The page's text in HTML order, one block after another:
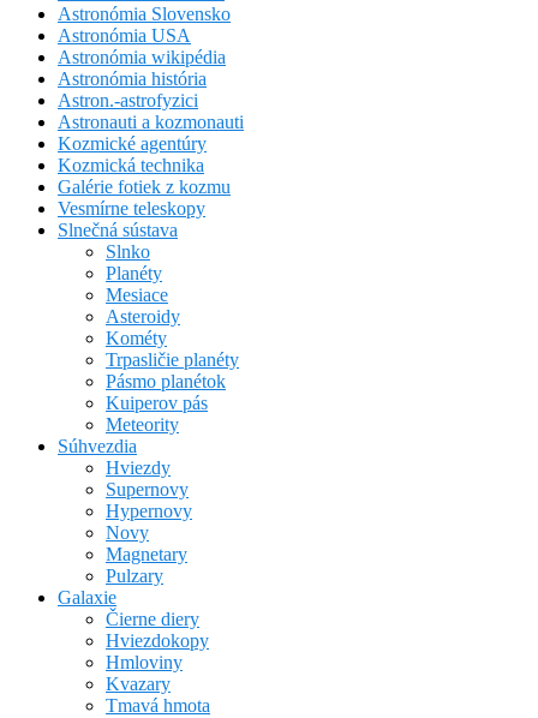
Astronómia Slovensko
Astronómia USA
Astronómia wikipédia
Astronómia história
Astron.-astrofyzici
Astronauti a kozmonauti
Kozmické agentúry
Kozmická technika
Galérie fotiek z kozmu
Vesmírne teleskopy
Slnečná sústava
Slnko
Planéty
Mesiace
Asteroidy
Kométy
Trpasličie planéty
Pásmo planétok
Kuiperov pás
Meteority
Súhvezdia
Hviezdy
Supernovy
Hypernovy
Novy
Magnetary
Pulzary
Galaxie
Čierne diery
Hviezdokopy
Hmloviny
Kvazary
Tmavá hmota